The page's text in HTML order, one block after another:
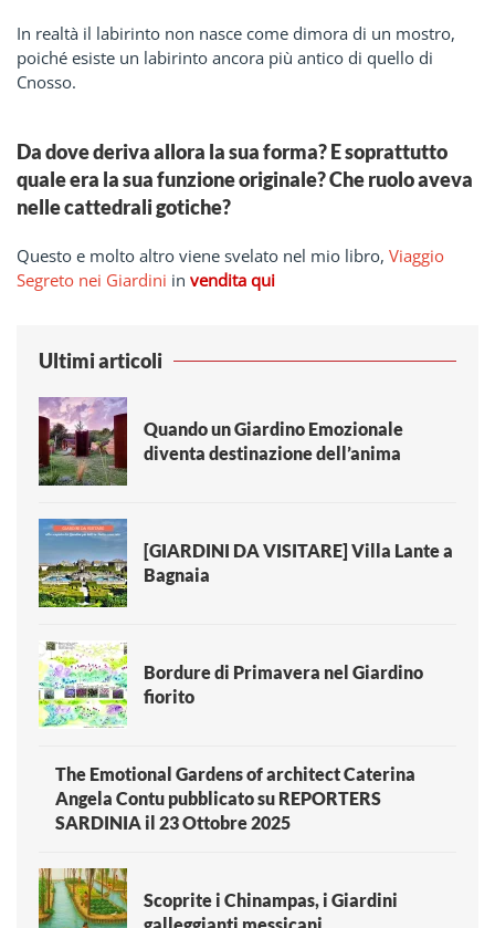
In realtà il labirinto non nasce come dimora di un mostro,
poiché esiste un labirinto ancora più antico di quello di
Cnosso.
Da dove deriva allora la sua forma? E soprattutto
quale era la sua funzione originale? Che ruolo aveva
nelle cattedrali gotiche?
Questo e molto altro viene svelato nel mio libro, Viaggio
Segreto nei Giardini in vendita qui
Ultimi articoli
Quando un Giardino Emozionale
diventa destinazione dell’anima
[GIARDINI DA VISITARE] Villa Lante a
Bagnaia
Bordure di Primavera nel Giardino
fiorito
The Emotional Gardens of architect Caterina
Angela Contu pubblicato su REPORTERS
SARDINIA il 23 Ottobre 2025
Scoprite i Chinampas, i Giardini